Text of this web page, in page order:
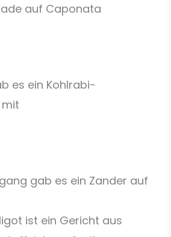
auf Caponata
es ein Kohlrabi-
gab es ein Zander auf
ist ein Gericht aus